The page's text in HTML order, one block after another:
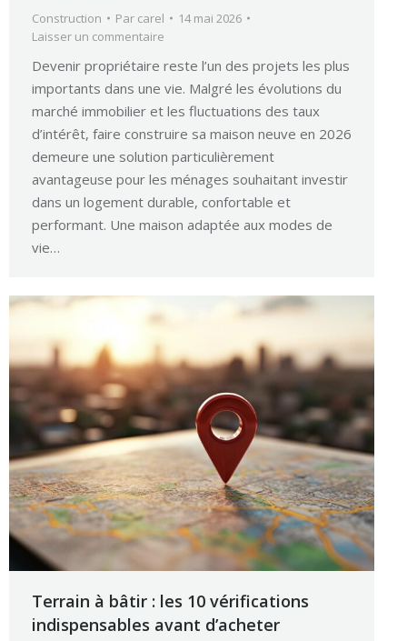
Construction Par carel
14 mai 2026
Laisser un commentaire
Devenir propriétaire reste l’un des projets les plus
importants dans une vie. Malgré les évolutions du
marché immobilier et les fluctuations des taux
d’intérêt, faire construire sa maison neuve en 2026
demeure une solution particulièrement
avantageuse pour les ménages souhaitant investir
dans un logement durable, confortable et
performant. Une maison adaptée aux modes de
vie…
Terrain à bâtir : les 10 vérifications
indispensables avant d’acheter